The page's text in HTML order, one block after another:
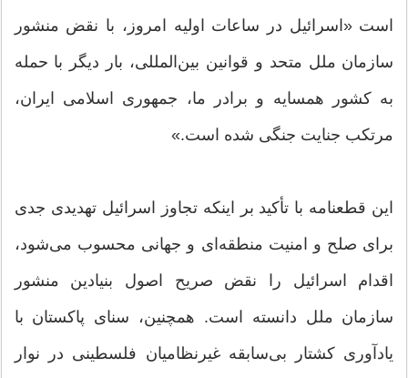
است «اسرائیل در ساعات اولیه امروز، با نقض منشور
سازمان ملل متحد و قوانین بین‌المللی، بار دیگر با حمله
به کشور همسایه و برادر ما، جمهوری اسلامی ایران،
مرتکب جنایت جنگی شده است.»
این قطعنامه با تأکید بر اینکه تجاوز اسرائیل تهدیدی جدی
برای صلح و امنیت منطقه‌ای و جهانی محسوب می‌شود،
اقدام اسرائیل را نقض صریح اصول بنیادین منشور
سازمان ملل دانسته است. همچنین، سنای پاکستان با
یادآوری کشتار بی‌سابقه غیرنظامیان فلسطینی در نوار